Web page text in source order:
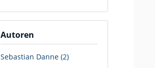
Autoren
Sebastian Danne (2)